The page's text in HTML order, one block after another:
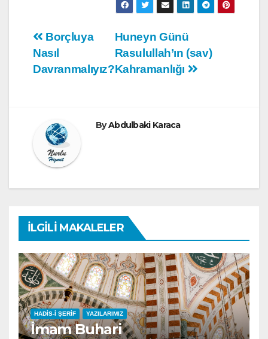
Yazı
gezinmesi
Huneyn Günü
Rasulullah’ın (sav)
Kahramanlığı
Borçluya
Nasıl
Davranmalıyız?
ByAbdulbaki Karaca
İLGILI MAKALELER
HADIS-I ŞERIF YAZILARIMIZ
İmam Buhari